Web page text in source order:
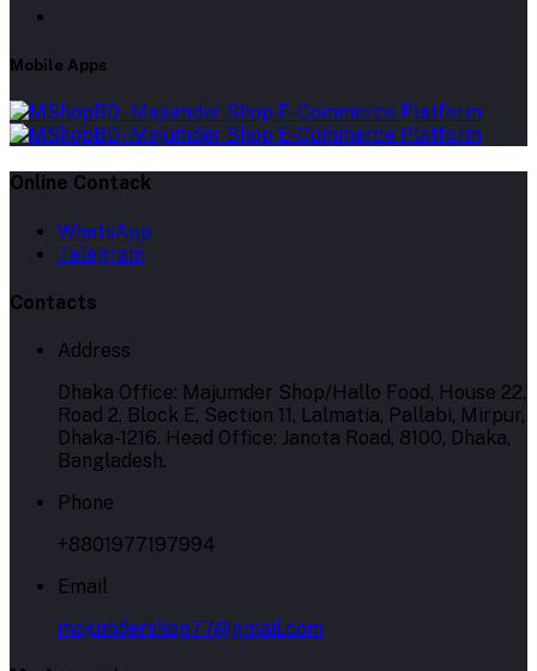
Mobile Apps
Online Contack
WhatsApp
Telegram
Contacts
Address
Dhaka Office: Majumder Shop/Hallo Food, House 22,
Road 2, Block E, Section 11, Lalmatia, Pallabi, Mirpur,
Dhaka-1216. Head Office: Janota Road, 8100, Dhaka,
Bangladesh.
Phone
+8801977197994
Email
majumdershop77@gmail.com